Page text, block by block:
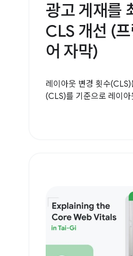
광고 게재를
CLS 개선 (
어 자막)
레이아웃 변경 횟수
(CLS)를 기준으로 레이